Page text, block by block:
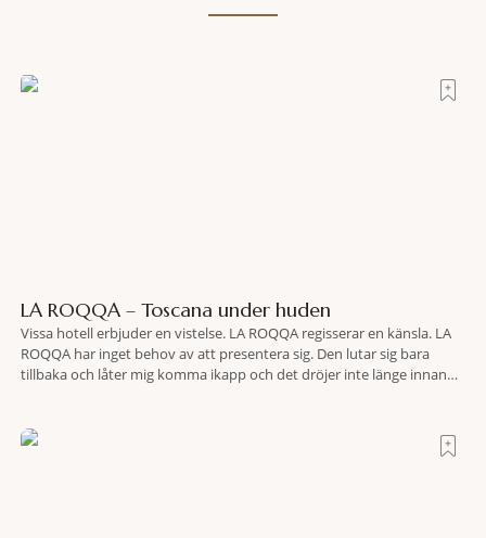
LA ROQQA – Toscana under huden
Vissa hotell erbjuder en vistelse. LA ROQQA regisserar en känsla. LA
ROQQA har inget behov av att presentera sig. Den lutar sig bara
tillbaka och låter mig komma ikapp och det dröjer inte länge innan